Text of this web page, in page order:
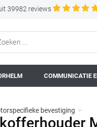
39982 reviews
COMMUNICATIE
bevestiging >